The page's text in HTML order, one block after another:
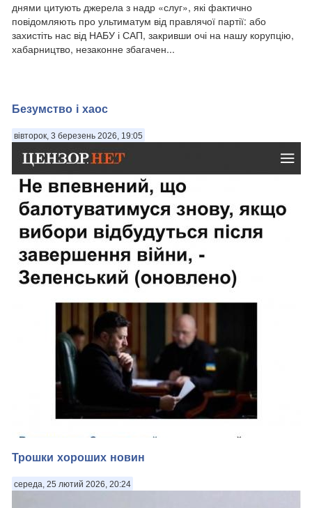
дедалі більше аналізують журналісти, експерти, партнери у
намаганні знайти вихід. Адже непрацюючий парламент у часи
війни і в умовах бюджетної катастрофи, що насувається — це
надто серйозно. Але...
днями цитують джерела з надр «слуг», які фактично
повідомляють про ультиматум від правлячої партії: або
захистіть нас від НАБУ і САП, закривши очі на нашу корупцію,
хабарництво, незаконне збагачен...
Безумство і хаос
вівторок, 3 березень 2026, 19:05
Трошки хороших новин
середа, 25 лютий 2026, 20:24